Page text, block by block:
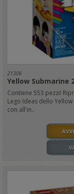
21306
Yellow Submarine
Contiene 553 pezzi!
Lego Ideas dello
con all'in..